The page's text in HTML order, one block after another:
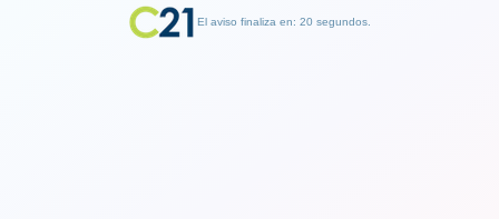
El aviso finaliza en: 19 segundos.